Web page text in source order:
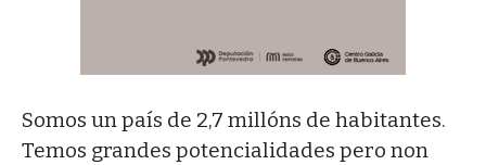
Somos un país de 2,7 millóns de habitantes.
Temos grandes potencialidades pero non